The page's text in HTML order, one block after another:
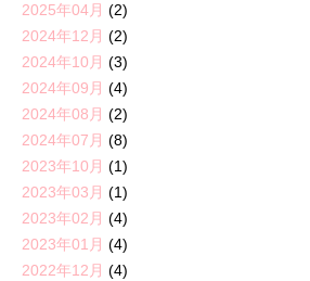
2025年04月 (2)
2024年12月 (2)
2024年10月 (3)
2024年09月 (4)
2024年08月 (2)
2024年07月 (8)
2023年10月 (1)
2023年03月 (1)
2023年02月 (4)
2023年01月 (4)
2022年12月 (4)